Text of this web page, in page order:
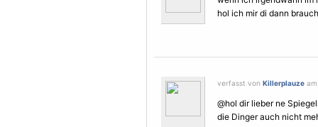
hol ich mir di dann
verfasst von Killerplauze
@hol dir lieber ne
die Dinger auch nicht